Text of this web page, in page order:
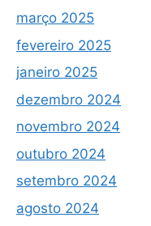
março 2025
fevereiro 2025
janeiro 2025
dezembro 2024
novembro 2024
outubro 2024
setembro 2024
agosto 2024